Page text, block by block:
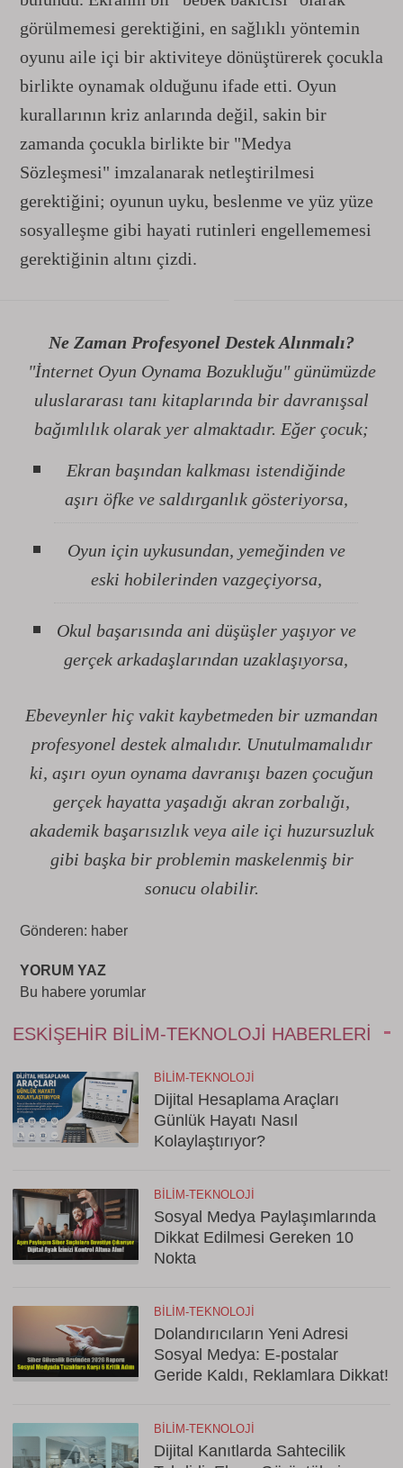
görülmemesi gerektiğini, en sağlıklı yöntemin
oyunu aile içi bir aktiviteye dönüştürerek çocukla
birlikte oynamak olduğunu ifade etti. Oyun
kurallarının kriz anlarında değil, sakin bir
zamanda çocukla birlikte bir "Medya
Sözleşmesi" imzalanarak netleştirilmesi
gerektiğini; oyunun uyku, beslenme ve yüz yüze
sosyalleşme gibi hayati rutinleri engellememesi
gerektiğinin altını çizdi.
Ne Zaman Profesyonel Destek Alınmalı?
"İnternet Oyun Oynama Bozukluğu" günümüzde
uluslararası tanı kitaplarında bir davranışsal
bağımlılık olarak yer almaktadır. Eğer çocuk;
Ekran başından kalkması istendiğinde
aşırı öfke ve saldırganlık gösteriyorsa,
Oyun için uykusundan, yemeğinden ve
eski hobilerinden vazgeçiyorsa,
Okul başarısında ani düşüşler yaşıyor ve
gerçek arkadaşlarından uzaklaşıyorsa,
Ebeveynler hiç vakit kaybetmeden bir uzmandan
profesyonel destek almalıdır. Unutulmamalıdır
ki, aşırı oyun oynama davranışı bazen çocuğun
gerçek hayatta yaşadığı akran zorbalığı,
akademik başarısızlık veya aile içi huzursuzluk
gibi başka bir problemin maskelenmiş bir
sonucu olabilir.
Gönderen: haber
YORUM YAZ
Bu habere yorumlar
ESKIŞEHIR BILIM-TEKNOLOJI HABERLERI
BILIM-TEKNOLOJI
Dijital Hesaplama Araçları
Günlük Hayatı Nasıl
Kolaylaştırıyor?
BILIM-TEKNOLOJI
Sosyal Medya Paylaşımlarında
Dikkat Edilmesi Gereken 10
Nokta
BILIM-TEKNOLOJI
Dolandırıcıların Yeni Adresi
Sosyal Medya: E-postalar
Geride Kaldı, Reklamlara Dikkat!
BILIM-TEKNOLOJI
Dijital Kanıtlarda Sahtecilik